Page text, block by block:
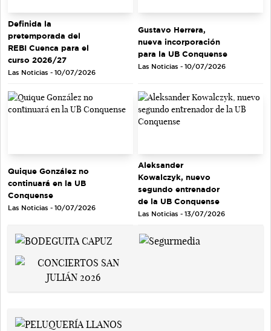
Definida la
pretemporada del
REBI Cuenca para el
curso 2026/27
Las Noticias - 10/07/2026
Gustavo Herrera,
nueva incorporación
para la UB Conquense
Las Noticias - 10/07/2026
Quique González no
continuará en la UB
Conquense
Las Noticias - 10/07/2026
Aleksander
Kowalczyk, nuevo
segundo entrenador
de la UB Conquense
Las Noticias - 13/07/2026